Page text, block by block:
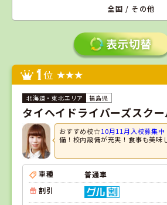
全国 / その他
1位
福島県
タイヘイドライバーズスクー
おすすめ校☆10月11月入校募集中
備！校内設備が充実！食事も美味
車種
普通車
割引